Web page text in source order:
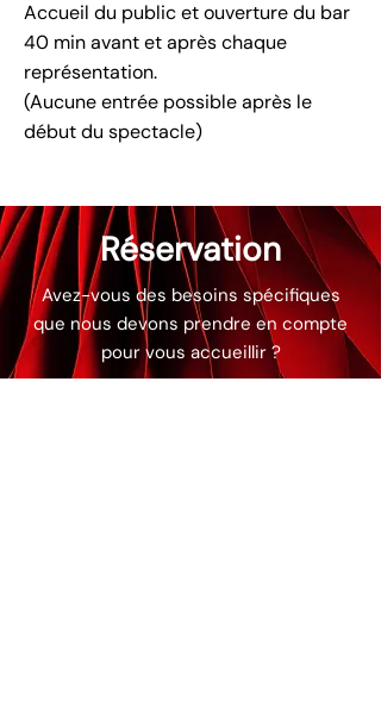
Accueil du public et ouverture du bar
40 min avant et après chaque
représentation.
(Aucune entrée possible après le
début du spectacle)
Réservation
Avez-vous des besoins spécifiques
que nous devons prendre en compte
pour vous accueillir ?